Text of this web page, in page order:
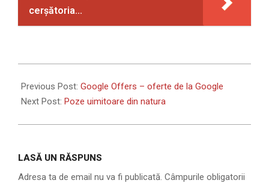
cerșătoria...
05-
27
Previous Post: Google Offers – oferte de la Google
Next Post: Poze uimitoare din natura
LASĂ UN RĂSPUNS
Adresa ta de email nu va fi publicată. Câmpurile obligatorii